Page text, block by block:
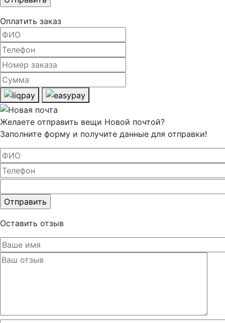
пустым.
Оплатить заказ
Желаете отправить вещи Новой почтой?
Заполните форму и получите данные для отправки!
это поле
пустым.
Оставить отзыв